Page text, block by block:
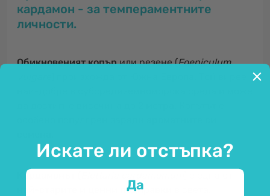
кардамон - за темпераментните
личности.
Обикновеният копърили резене (Foeniculum
Кардамонът
най-старите и ценни подправки
Искате ли отстъпка?
Да